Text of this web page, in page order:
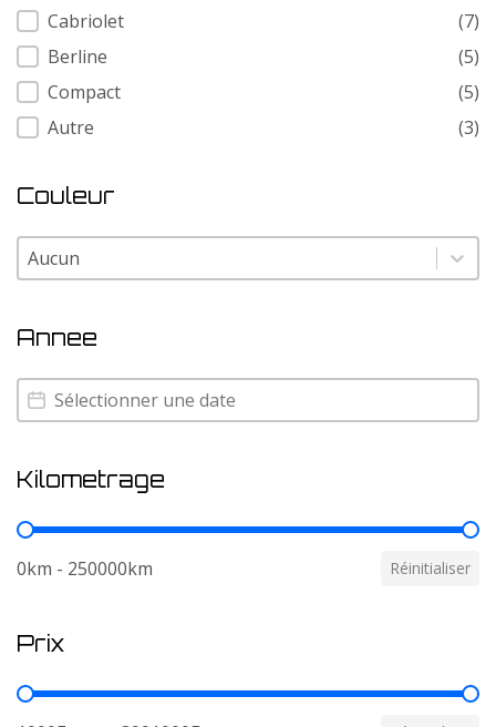
Cabriolet
(7)
Berline
(5)
Compact
(5)
Autre
(3)
Couleur
Couleur
Couleur
Annee
Annee
Annee
Kilometrage
Kilometrage
0km - 250000km Réinitialiser
Prix
Prix